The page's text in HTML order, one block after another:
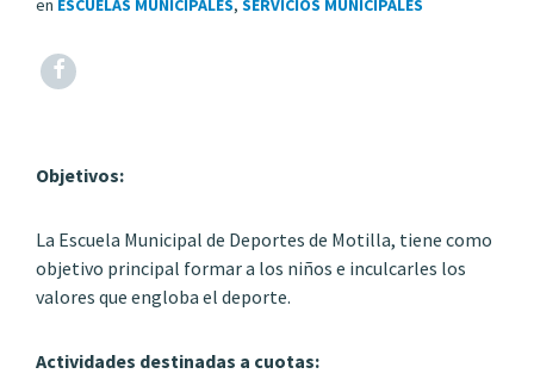
en ESCUELAS MUNICIPALES, SERVICIOS MUNICIPALES
Facebook
Objetivos:
La Escuela Municipal de Deportes de Motilla, tiene como
objetivo principal formar a los niños e inculcarles los
valores que engloba el deporte.
Actividades destinadas a cuotas: